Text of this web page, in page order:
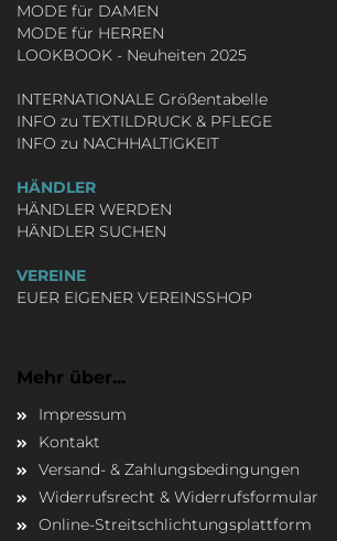
MODE für DAMEN
MODE für HERREN
LOOKBOOK - Neuheiten 2025
INTERNATIONALE Größentabelle
INFO zu TEXTILDRUCK & PFLEGE
INFO zu NACHHALTIGKEIT
HÄNDLER
HÄNDLER WERDEN
HÄNDLER SUCHEN
VEREINE
EUER EIGENER VEREINSSHOP
Mehr über...
Impressum
Kontakt
Versand- & Zahlungsbedingungen
Widerrufsrecht & Widerrufsformular
Online-Streitschlichtungsplattform